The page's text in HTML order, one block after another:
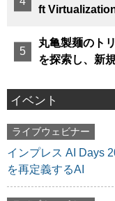
ft
丸亀製麺のト
を探索し、新
イベント
ライブウェビナー
インプレス AI Days
を再定義するAI